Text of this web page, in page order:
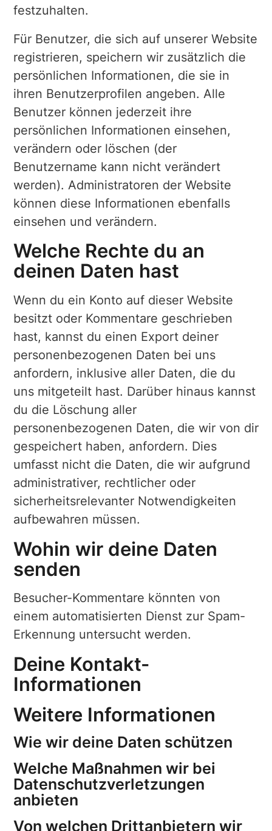
festzuhalten.
Für Benutzer, die sich auf unserer Website
registrieren, speichern wir zusätzlich die
persönlichen Informationen, die sie in
ihren Benutzerprofilen angeben. Alle
Benutzer können jederzeit ihre
persönlichen Informationen einsehen,
verändern oder löschen (der
Benutzername kann nicht verändert
werden). Administratoren der Website
können diese Informationen ebenfalls
einsehen und verändern.
Welche Rechte du an
deinen Daten hast
Wenn du ein Konto auf dieser Website
besitzt oder Kommentare geschrieben
hast, kannst du einen Export deiner
personenbezogenen Daten bei uns
anfordern, inklusive aller Daten, die du
uns mitgeteilt hast. Darüber hinaus kannst
du die Löschung aller
personenbezogenen Daten, die wir von dir
gespeichert haben, anfordern. Dies
umfasst nicht die Daten, die wir aufgrund
administrativer, rechtlicher oder
sicherheitsrelevanter Notwendigkeiten
aufbewahren müssen.
Wohin wir deine Daten
senden
Besucher-Kommentare könnten von
einem automatisierten Dienst zur Spam-
Erkennung untersucht werden.
Deine Kontakt-
Informationen
Weitere Informationen
Wie wir deine Daten schützen
Welche Maßnahmen wir bei
Datenschutzverletzungen
anbieten
Von welchen Drittanbietern wir